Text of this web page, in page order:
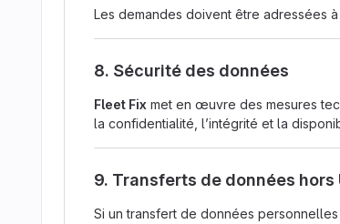
Les demandes doivent être adressées à
8. Sécurité des données
Fleet Fix met en œuvre des mesures
la confidentialité, l’intégrité et la
9. Transferts de données hors
Si un transfert de données